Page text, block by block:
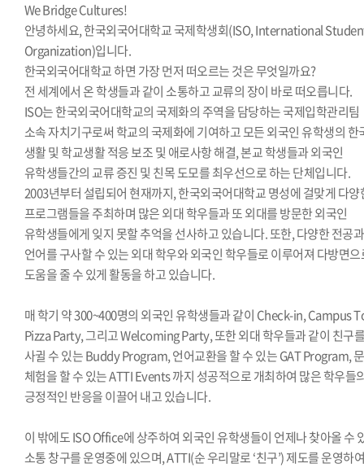
We Bridge Cultures!
안녕하세요, 한국외국어대학교 국제학생회(ISO, International
Organization)입니다.
한국외국어대학교 하면 가장 먼저 떠오르는 것은 무엇일까요?
전 세계에서 온 학생들과 같이 소통하고 교류의 장이 바로 떠오릅니다.
ISO는 한국외국어대학교의 국제화의 주역을 담당하는 국제입학관리팀
소속 자치기구로써 학교의 국제화에 기여하고 모든 외국인 유학생의 한
생활 및 학교생활 적응 보조 및 애로사항 해결, 본교 학생들과 외국인
유학생들간의 교류 증진 및 친목 도모를 최우선으로 하는 단체입니다.
2003년부터 설립되어 현재까지, 한국외국어대학교 명성에 걸맞게 다양
프로그램들을 주최하며 많은 외대 학우들과 또 외대를 방문한 외국인
유학생들에게 잊지 못할 추억을 선사하고 있습니다. 또한, 다양한 전공과
언어를 구사할 수 있는 외대 학우와 외국인 학우들로 이루어져 다방면
도움을 줄 수 있게 활동을 하고 있습니다.
매 학기 약 300~400명의 외국인 유학생들과 같이 Check-in, Campus
Pizza Party, 그리고 Welcoming Party, 또한 외대 학우들과 같이 친구
사귈 수 있는 Buddy Program, 언어교환을 할 수 있는 GAT Program,
체험을 할 수 있는 ATTI Events 까지 성공적으로 개최하여 많은 학우들
긍정적인 반응을 이끌어 내고 있습니다.
이 밖에도 ISO Office에 상주하여 외국인 유학생들이 언제나 찾아올 수
소통 창구를 운영중에 있으며, ATTI(순 우리말로 ‘친구’) 제도를 운영하